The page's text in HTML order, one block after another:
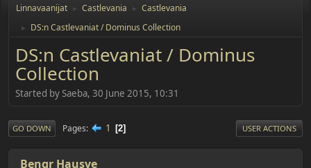
Linnavaanijat Castlevania Castlevania
► DS:n Castlevaniat / Dominus Collection
DS:n Castlevaniat / Dominus
Collection
Started by Saeba, 30 June 2015, 10:31
GO DOWN Pages 1 2 USER ACTIONS
Bengr Hausve